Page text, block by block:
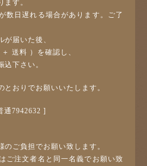
ます。
数日遅れる場合があります。ご了
が届いた後、
送料 ）を確認し、
込下さい。
おりでお願いいたします。
通7942632 ]
のご負担でお願い致します。
ご注文者名と同一名義でお願い致